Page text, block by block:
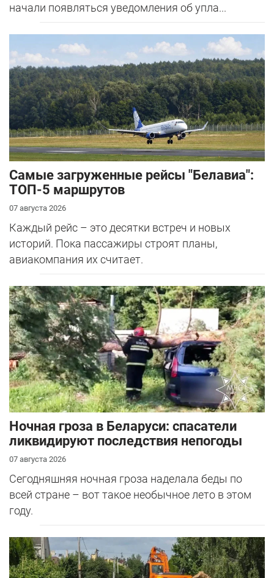
начали появляться уведомления об упла...
Самые загруженные рейсы "Белавиа":
ТОП-5 маршрутов
07 августа 2026
Каждый рейс – это десятки встреч и новых
историй. Пока пассажиры строят планы,
авиакомпания их считает.
Ночная гроза в Беларуси: спасатели
ликвидируют последствия непогоды
07 августа 2026
Сегодняшняя ночная гроза наделала беды по
всей стране – вот такое необычное лето в этом
году.